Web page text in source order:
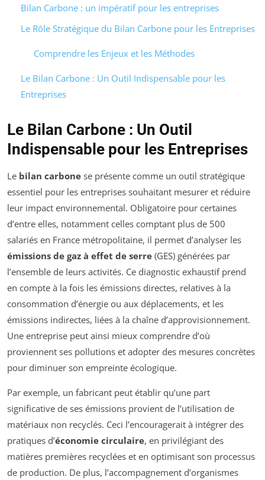
Bilan Carbone : un impératif pour les entreprises
Le Rôle Stratégique du Bilan Carbone pour les Entreprises
Comprendre les Enjeux et les Méthodes
Le Bilan Carbone : Un Outil Indispensable pour les
Entreprises
Le Bilan Carbone : Un Outil
Indispensable pour les Entreprises
Le bilan carbone se présente comme un outil stratégique
essentiel pour les entreprises souhaitant mesurer et réduire
leur impact environnemental. Obligatoire pour certaines
d’entre elles, notamment celles comptant plus de 500
salariés en France métropolitaine, il permet d’analyser les
émissions de gaz à effet de serre (GES) générées par
l’ensemble de leurs activités. Ce diagnostic exhaustif prend
en compte à la fois les émissions directes, relatives à la
consommation d’énergie ou aux déplacements, et les
émissions indirectes, liées à la chaîne d’approvisionnement.
Une entreprise peut ainsi mieux comprendre d’où
proviennent ses pollutions et adopter des mesures concrètes
pour diminuer son empreinte écologique.
Par exemple, un fabricant peut établir qu’une part
significative de ses émissions provient de l’utilisation de
matériaux non recyclés. Ceci l’encouragerait à intégrer des
pratiques d’économie circulaire, en privilégiant des
matières premières recyclées et en optimisant son processus
de production. De plus, l’accompagnement d’organismes